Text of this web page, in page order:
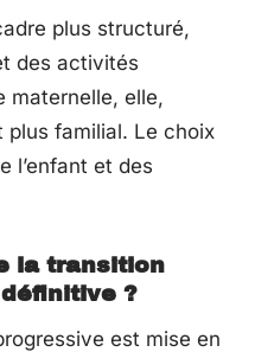
plus structuré,
des activités
maternelle, elle,
plus familial. Le choix
l’enfant et des
la transition
?
est mise en